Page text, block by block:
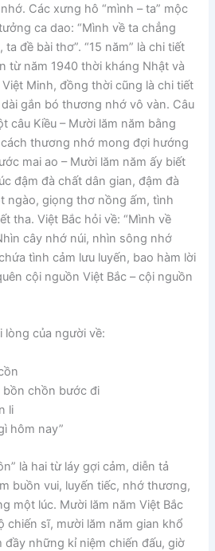
Các xưng hô “mình – ta” mộc
ca dao: “Mình về ta chẳng
ta đề bài thơ”. “15 năm” là chi tiết
từ năm 1940 thời kháng Nhật và
Minh, đồng thời cũng là chi tiết
gắn bó thương nhớ vô vàn. Câu
câu Kiều – Mười lăm năm bằng
cách thương nhớ mong đợi hướng
mai ao – Mười lăm năm ấy biết
đậm đà chất dân gian, đậm đà
ngào, giọng thơ nồng ấm, tình
tha. Việt Bắc hỏi về: “Mình về
cây nhớ núi, nhìn sông nhớ
tình cảm lưu luyến, bao hàm lời
cội nguồn Việt Bắc – cội nguồn
lòng của người về:
bồn chồn bước đi
li
hôm nay”
là hai từ láy gợi cảm, diễn tả
buồn vui, luyến tiếc, nhớ thương,
một lúc. Mười lăm năm Việt Bắc
chiến sĩ, mười lăm năm gian khổ
đầy những kỉ niệm chiến đấu, giờ